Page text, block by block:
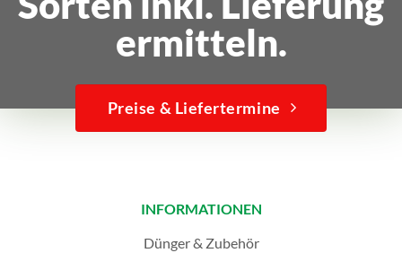
ermitteln.
Preise & Liefertermine
INFORMATIONEN
Dünger & Zubehör